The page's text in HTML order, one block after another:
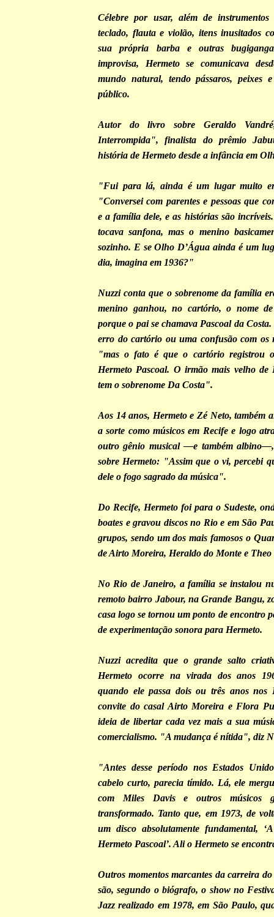
Célebre por usar, além de instrumentos
teclado, flauta e violão, itens inusitados
sua própria barba e outras
improvisa, Hermeto se comunicava
mundo natural, tendo pássaros, peixes
público.
Autor do livro sobre Geraldo
Interrompida", finalista do prêmio
história de Hermeto desde a infância em
"Fui para lá, ainda é um lugar muito
"Conversei com parentes e pessoas que
e a família dele, e as histórias são
tocava sanfona, mas o menino
sozinho. E se Olho D’Água ainda é um
dia, imagina em 1936?"
Nuzzi conta que o sobrenome da família
menino ganhou, no cartório, o nome de
porque o pai se chamava Pascoal da
erro do cartório ou uma confusão com os
"mas o fato é que o cartório registrou
Hermeto Pascoal. O irmão mais velho de
tem o sobrenome Da Costa".
Aos 14 anos, Hermeto e Zé Neto, também
a sorte como músicos em Recife e logo
outro gênio musical —e também albino—,
sobre Hermeto: "Assim que o vi, percebi
dele o fogo sagrado da música".
Do Recife, Hermeto foi para o Sudeste,
boates e gravou discos no Rio e em São
grupos, sendo um dos mais famosos o
de Airto Moreira, Heraldo do Monte e Theo
No Rio de Janeiro, a família se instalou
remoto bairro Jabour, na Grande Bangu,
casa logo se tornou um ponto de encontro
de experimentação sonora para Hermeto.
Nuzzi acredita que o grande salto
Hermeto ocorre na virada dos anos
quando ele passa dois ou três anos nos
convite do casal Airto Moreira e Flora
ideia de libertar cada vez mais a sua
comercialismo. "A mudança é nítida", diz
"Antes desse período nos Estados
cabelo curto, parecia tímido. Lá, ele
com Miles Davis e outros músicos
transformado. Tanto que, em 1973, de
um disco absolutamente fundamental,
Hermeto Pascoal’. Ali o Hermeto se
Outros momentos marcantes da carreira
são, segundo o biógrafo, o show no
Jazz realizado em 1978, em São Paulo,